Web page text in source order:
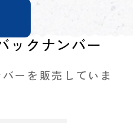
ックナンバー
ーを販売していま